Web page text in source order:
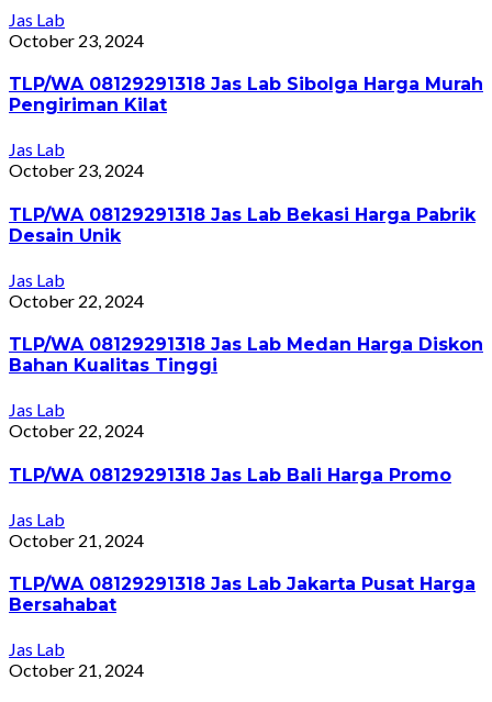
Jas Lab
October 23, 2024
TLP/WA 08129291318 Jas Lab Sibolga Harga Murah
Pengiriman Kilat
Jas Lab
October 23, 2024
TLP/WA 08129291318 Jas Lab Bekasi Harga Pabrik
Desain Unik
Jas Lab
October 22, 2024
TLP/WA 08129291318 Jas Lab Medan Harga Diskon
Bahan Kualitas Tinggi
Jas Lab
October 22, 2024
TLP/WA 08129291318 Jas Lab Bali Harga Promo
Jas Lab
October 21, 2024
TLP/WA 08129291318 Jas Lab Jakarta Pusat Harga
Bersahabat
Jas Lab
October 21, 2024